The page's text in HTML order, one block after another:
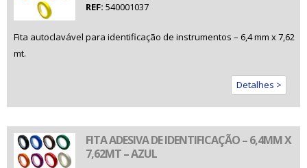
REF: 540001037
Fita autoclavável para identificação de instrumentos – 6,4 mm x 7,62
mt.
Detalhes >
FITA ADESIVA DE IDENTIFICAÇÃO – 6,4MM X
7,62MT – AZUL